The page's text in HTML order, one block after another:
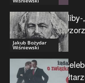
Jakub Bożydar
Wiśniewski
Niby-